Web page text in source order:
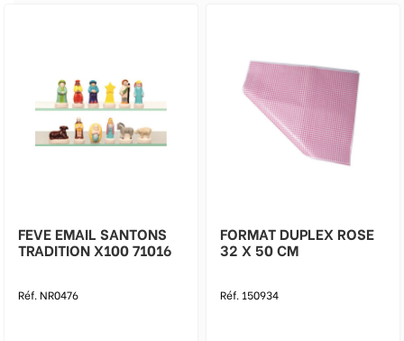
FEVE EMAIL SANTONS
TRADITION X100 71016
Réf. NR0476
FORMAT DUPLEX ROSE
32 X 50 CM
Réf. 150934